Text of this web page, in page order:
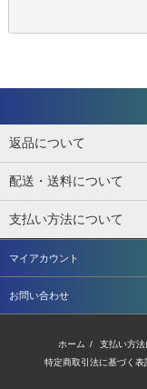
返品について
配送・送料について
支払い方法について
マイアカウント
お問い合わせ
ホーム / 支払い方法
特定商取引法に基づく表